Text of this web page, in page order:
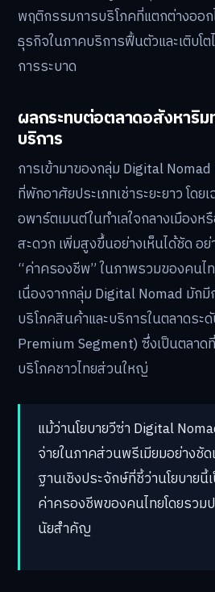
พฤติกรรมการบริโภคที่แตกต่างออ
ธุรกิจในภาคบริการฟื้นตัวและเติบโ
การระบาด
ผลกระทบต่อตลาดอสังหาริม
บริการ
การเข้ามาของกลุ่ม Digital
ที่พักอาศัยประเภทเช่าระยะยาว โดย
อพาร์ตเมนต์ในทำเลใจกลางเมืองห
สะดวก เพิ่มสูงขึ้นอย่างเห็นได้ชัด อ
“ค่าครองชีพ” ในภาพรวมของคนไ
เนื่องจากกลุ่ม Digital Nomad มักมี
บริโภคสินค้าและบริการในตลาดระ
Premium Segment) ซึ่งเป็นตลา
บริโภคชาวไทยส่วนใหญ่
แม้ว่านโยบายวีซ่า Digital
จ่ายในภาคส่วนพรีเมียมอย่างชั
ฐานเชิงประจักษ์ที่ชี้ว่านโยบายนี้
ค่าครองชีพของคนไทยโดยรวม
นัยสำคัญ